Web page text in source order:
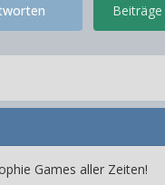
Beiträge
Games aller Zeiten!